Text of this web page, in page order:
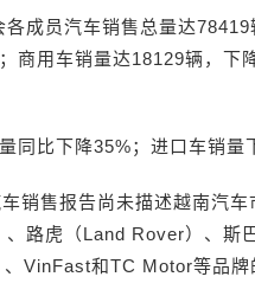
成员汽车销售总量达
商用车销量达18129辆，下
同比下降35%；进口车销量
销售报告尚未描述越南汽
路虎（Land Rover）、斯
VinFast和TC Motor等品牌